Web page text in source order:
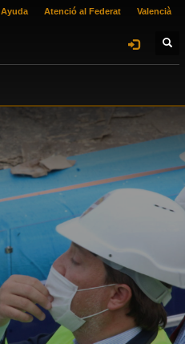
Ayuda Atenció al Federat Valencià